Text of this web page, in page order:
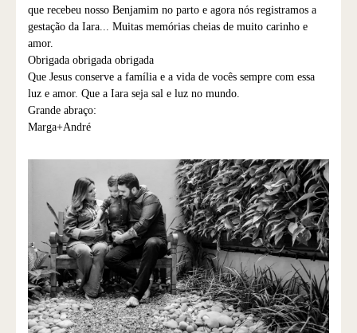
que recebeu nosso Benjamim no parto e agora nós registramos a
gestação da Iara... Muitas memórias cheias de muito carinho e
amor.
Obrigada obrigada obrigada
Que Jesus conserve a família e a vida de vocês sempre com essa
luz e amor. Que a Iara seja sal e luz no mundo.
Grande abraço:
Marga+André